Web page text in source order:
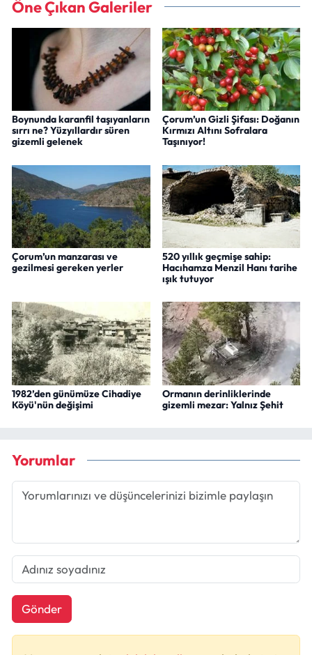
Öne Çıkan Galeriler
Boynunda karanfil taşıyanların
sırrı ne? Yüzyıllardır süren
gizemli gelenek
Çorum’un Gizli Şifası: Doğanın
Kırmızı Altını Sofralara
Taşınıyor!
Çorum’un manzarası ve
gezilmesi gereken yerler
520 yıllık geçmişe sahip:
Hacıhamza Menzil Hanı tarihe
ışık tutuyor
1982’den günümüze Cihadiye
Köyü'nün değişimi
Ormanın derinliklerinde
gizemli mezar: Yalnız Şehit
Yorumlar
Gönder